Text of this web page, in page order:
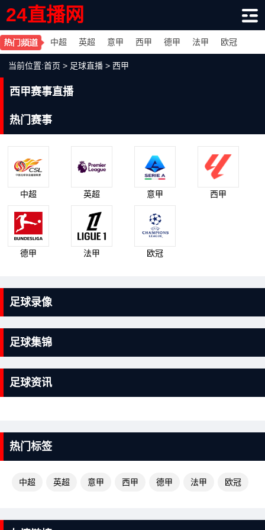
24直播网
中超 英超 意甲 西甲 德甲 法甲 欧冠
当前位置:首页 > 足球直播 > 西甲
西甲赛事直播
热门赛事
中超 英超 意甲 西甲
德甲 法甲 欧冠
足球录像
足球集锦
足球资讯
热门标签
中超 英超 意甲 西甲 德甲 法甲 欧冠